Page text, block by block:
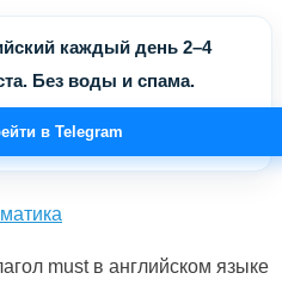
каждый день 2–4
Без воды и спама.
в Telegram
must в английском языке